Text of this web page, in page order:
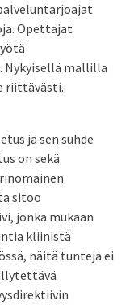
Opettajat
Nykyisellä mallilla
riittävästi.
ja sen suhde
on sekä
sitoo
jonka mukaan
kliinistä
näitä tunteja ei